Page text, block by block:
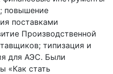
повышение
поставками
Производственной
типизация и
для АЭС. Были
«Как стать